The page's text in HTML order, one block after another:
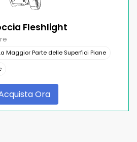
Fleshlight
Maggior Parte delle Superfici Piane
Ora